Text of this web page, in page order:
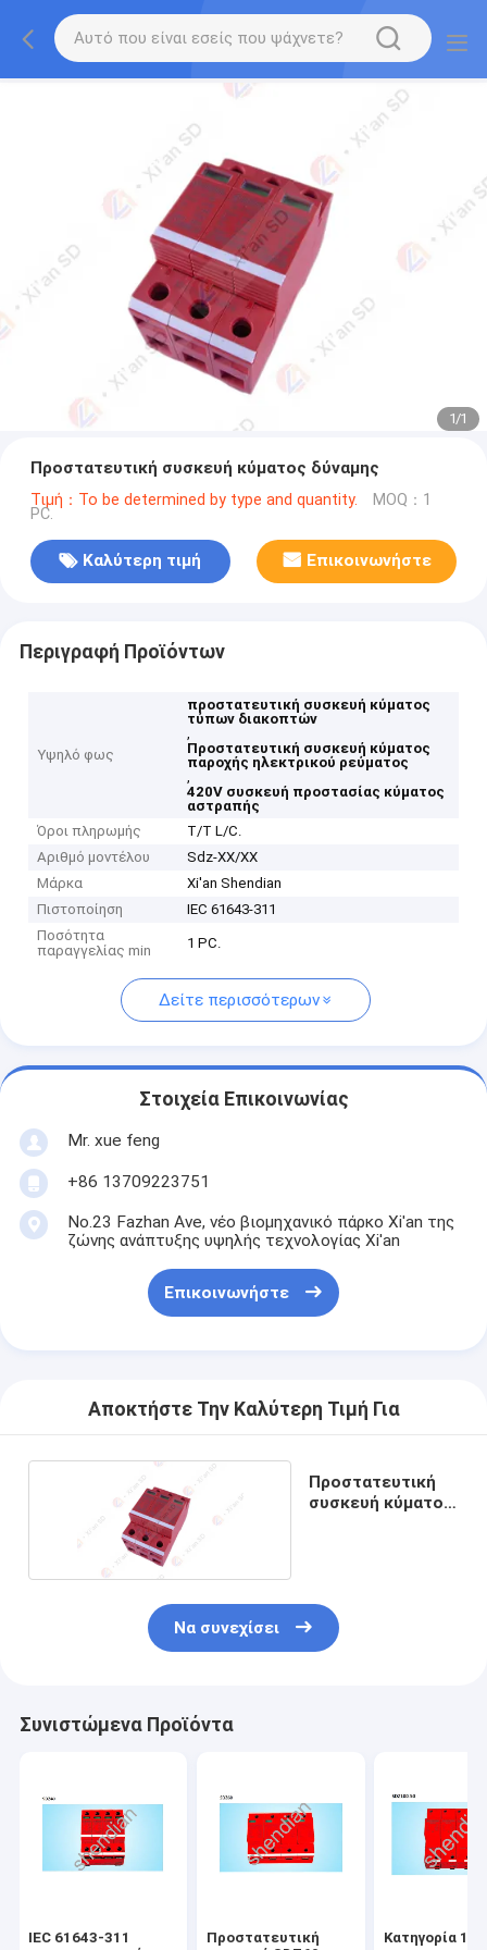
1/1
Προστατευτική συσκευή κύματος δύναμης
Τιμή：To be determined by type and quantity. MOQ：1
PC.
Καλύτερη τιμή Επικοινωνήστε
Περιγραφή Προϊόντων
Υψηλό φως
προστατευτική συσκευή κύματος
τύπων διακοπτών
,
Προστατευτική συσκευή κύματος
παροχής ηλεκτρικού ρεύματος
,
420V συσκευή προστασίας κύματος
αστραπής
Όροι πληρωμής
T/T L/C.
Αριθμό μοντέλου
Sdz-XX/XX
Μάρκα
Xi'an Shendian
Πιστοποίηση
IEC 61643-311
Ποσότητα
παραγγελίας min
1 PC.
Δείτε περισσότερων
Στοιχεία Επικοινωνίας
Mr. xue feng
+86 13709223751
No.23 Fazhan Ave, νέο βιομηχανικό πάρκο Xi'an της
ζώνης ανάπτυξης υψηλής τεχνολογίας Xi'an
Επικοινωνήστε
Αποκτήστε Την Καλύτερη Τιμή Για
Προστατευτική
συσκευή κύματος
Να συνεχίσει
Συνιστώμενα Προϊόντα
IEC 61643-311
Προστατευτική
Κατηγορία 1